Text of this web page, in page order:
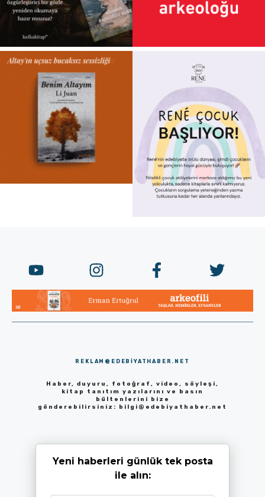
REKLAM@EDEBIYATHABER.NET
Haber, duyuru, fotoğraf, video, söyleşi,
kitap tanıtım yazılarını ve basın
bültenlerini bize
gönderebilirsiniz: bilgi@edebiyathaber.net
Yeni haberleri günlük tek posta
ile alın: